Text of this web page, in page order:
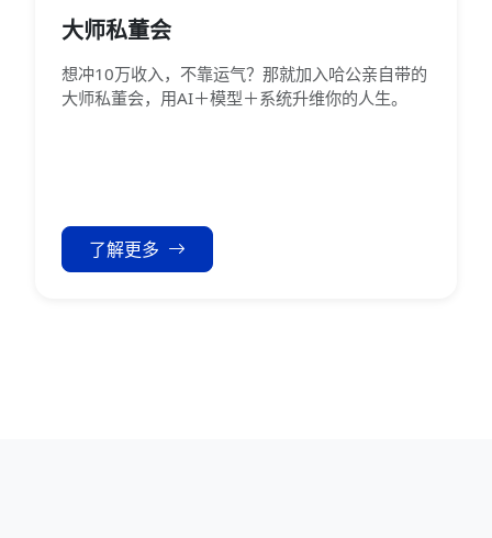
大师私董会
想冲10万收入，不靠运气？那就加入哈公亲自带的
大师私董会，用AI＋模型＋系统升维你的人生。
了解更多